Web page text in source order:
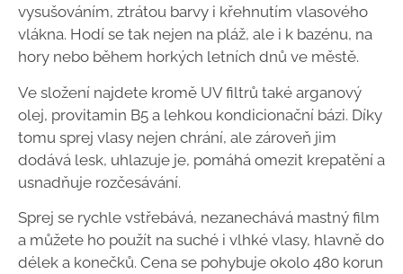
vysušováním, ztrátou barvy i křehnutím vlasového
vlákna. Hodí se tak nejen na pláž, ale i k bazénu, na
hory nebo během horkých letních dnů ve městě.
Ve složení najdete kromě UV filtrů také arganový
olej, provitamin B5 a lehkou kondicionační bázi. Díky
tomu sprej vlasy nejen chrání, ale zároveň jim
dodává lesk, uhlazuje je, pomáhá omezit krepatění a
usnadňuje rozčesávání.
Sprej se rychle vstřebává, nezanechává mastný film
a můžete ho použít na suché i vlhké vlasy, hlavně do
délek a konečků. Cena se pohybuje okolo 480 korun